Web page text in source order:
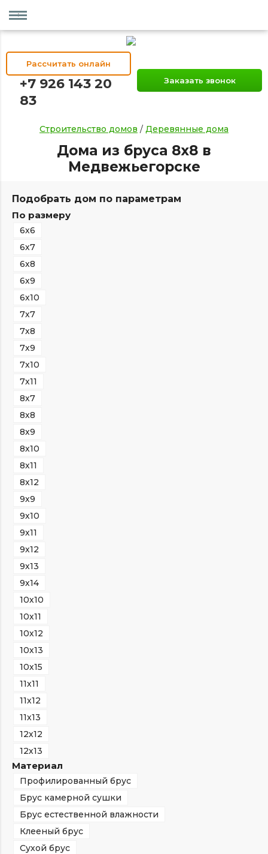
Рассчитать онлайн
+7 926 143 20
83
Заказать звонок
Строительство домов / Деревянные дома
Дома из бруса 8х8 в
Медвежьегорске
Подобрать дом по параметрам
По размеру
6х6
6х7
6х8
6х9
6х10
7х7
7х8
7х9
7х10
7х11
8х7
8х8
8х9
8х10
8х11
8х12
9х9
9х10
9х11
9х12
9х13
9х14
10х10
10х11
10х12
10х13
10х15
11х11
11х12
11х13
12х12
12х13
Материал
Профилированный брус
Брус камерной сушки
Брус естественной влажности
Клееный брус
Сухой брус